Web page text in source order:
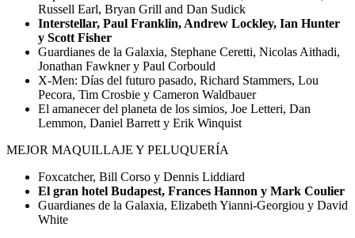
Russell Earl, Bryan Grill and Dan Sudick
Interstellar, Paul Franklin, Andrew Lockley, Ian Hunter
y Scott Fisher
Guardianes de la Galaxia, Stephane Ceretti, Nicolas Aithadi,
Jonathan Fawkner y Paul Corbould
X-Men: Días del futuro pasado, Richard Stammers, Lou
Pecora, Tim Crosbie y Cameron Waldbauer
El amanecer del planeta de los simios, Joe Letteri, Dan
Lemmon, Daniel Barrett y Erik Winquist
MEJOR MAQUILLAJE Y PELUQUERÍA
Foxcatcher, Bill Corso y Dennis Liddiard
El gran hotel Budapest, Frances Hannon y Mark Coulier
Guardianes de la Galaxia, Elizabeth Yianni-Georgiou y David
White